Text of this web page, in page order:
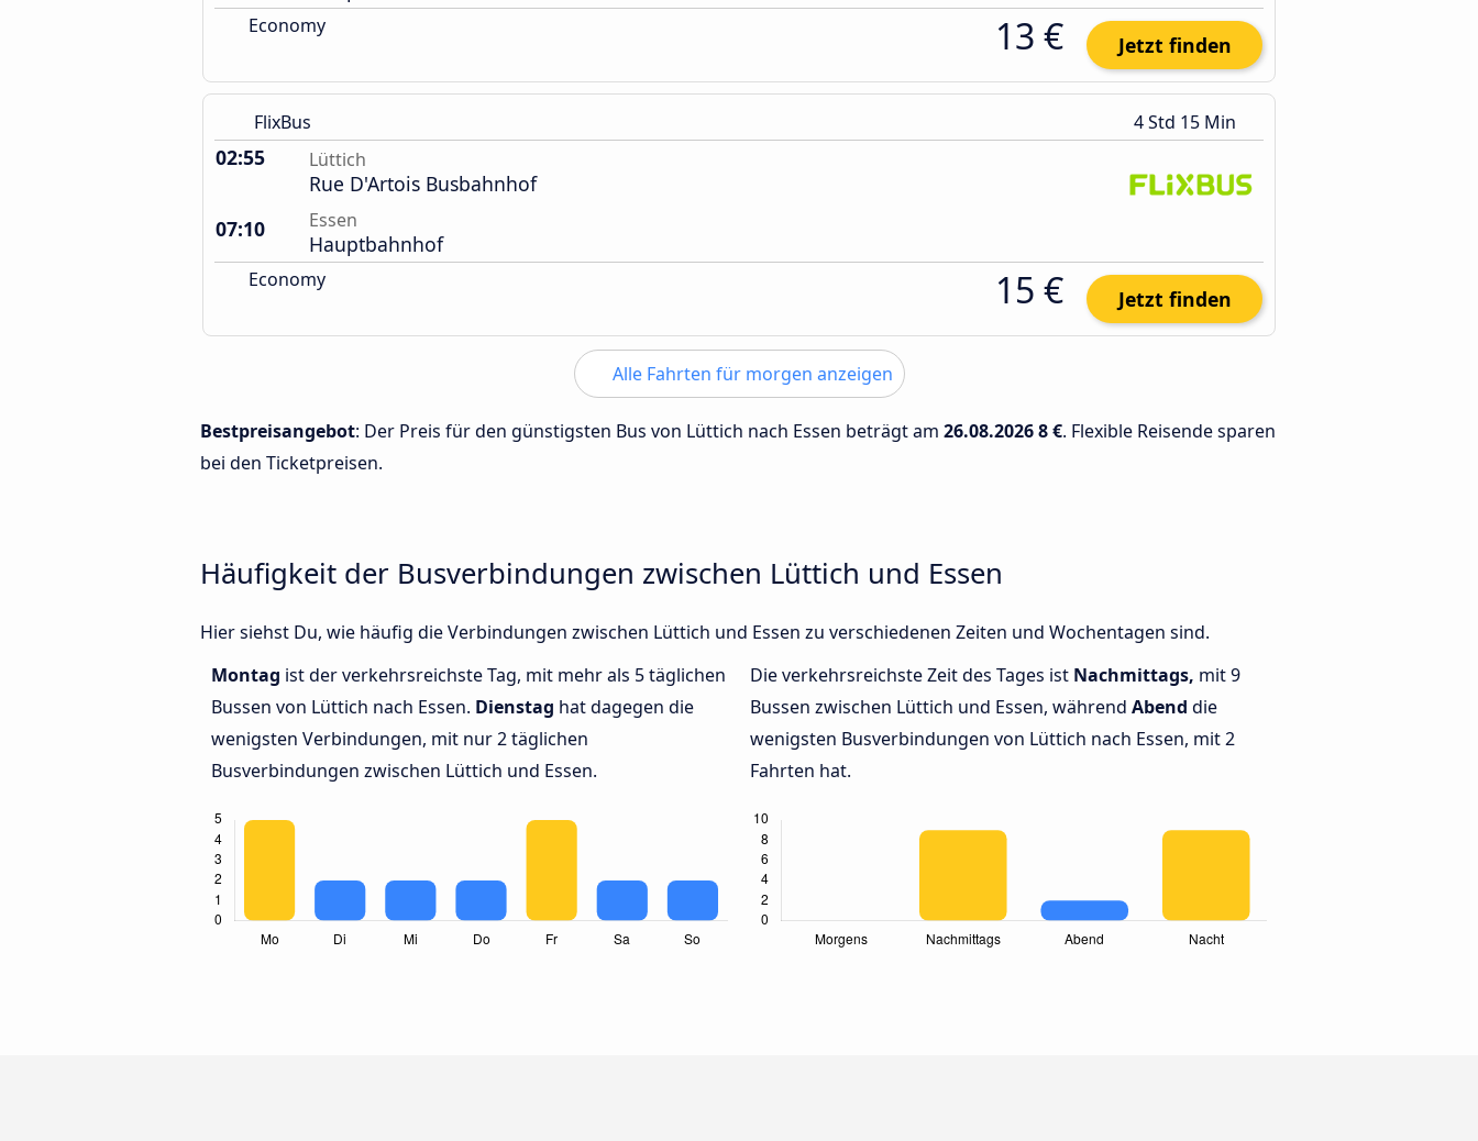
Economy 13 € Jetzt finden
FlixBus 4 Std 15 Min
02:55 Lüttich
Rue D'Artois Busbahnhof
07:10
Essen
Hauptbahnhof
Economy 15 € Jetzt finden
Alle Fahrten für morgen anzeigen
Bestpreisangebot: Der Preis für den günstigsten Bus von Lüttich nach Essen beträgt am 26.08.20268 €. Flexible Reisende sparen
bei den Ticketpreisen.
Häufigkeit der Busverbindungen zwischen Lüttich und Essen
Hier siehst Du, wie häufig die Verbindungen zwischen Lüttich und Essen zu verschiedenen Zeiten und Wochentagen sind.
Montag ist der verkehrsreichste Tag, mit mehr als 5 täglichen
Bussen von Lüttich nach Essen. Dienstag hat dagegen die
wenigsten Verbindungen, mit nur 2 täglichen
Busverbindungen zwischen Lüttich und Essen.
Die verkehrsreichste Zeit des Tages ist Nachmittags, mit 9
Bussen zwischen Lüttich und Essen, während Abend die
wenigsten Busverbindungen von Lüttich nach Essen, mit 2
Fahrten hat.